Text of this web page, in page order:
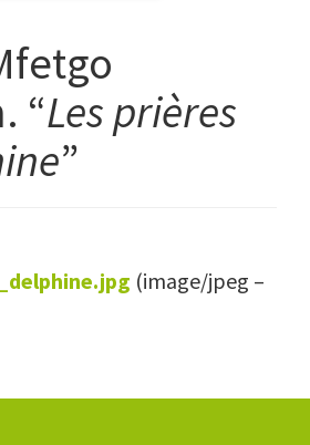
“Les prières
”
(image/jpeg –